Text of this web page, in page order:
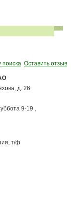
поиска Оставить отзыв
д. 26
9-19 ,
т/ф